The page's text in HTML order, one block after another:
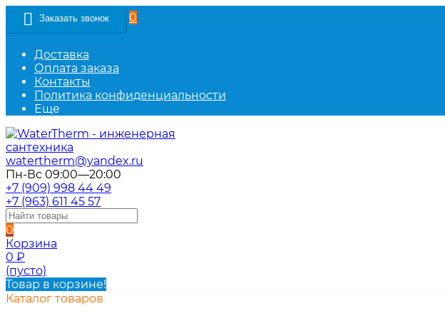
Заказать звонок 0
Доставка
Оплата заказа
Контакты
Политика конфиденциальности
Еще
watertherm@yandex.ru
Пн-Вс 09:00—20:00
+7 (909) 998 44 49
+7 (963) 611 45 57
0
Корзина
0 ₽
(пусто)
Товар в корзине!
Каталог товаров